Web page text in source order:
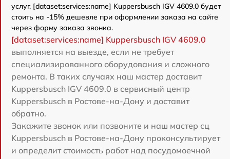
услуг. [dataset:services:name] Kuppersbusch IGV 4609.0 будет
стоить на -15% дешевле при оформлении заказа на сайте
через форму заказа звонка.
[dataset:services:name] Kuppersbusch IGV 4609.0
выполняется на выезде, если не требует
специализированного оборудования и сложного
ремонта. В таких случаях наш мастер доставит
Kuppersbusch IGV 4609.0 в сервисный центр
Kuppersbusch в Ростове-на-Дону и доставит
обратно.
Закажите звонок или позвоните и наш мастер сц
Kuppersbusch в Ростове-на-Дону проконсультирует
и определит стоимость работ над посудомоечной